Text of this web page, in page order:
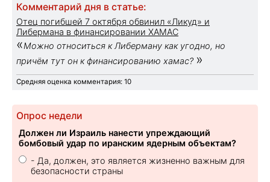
Комментарий дня в статье:
Отец погибшей 7 октября обвинил «Ликуд» и
Либермана в финансировании ХАМАС
«Можно относиться к Либерману как угодно, но
причём тут он к финансированию хамас? »
Средняя оценка комментария: 10
Опрос недели
Должен ли Израиль нанести упреждающий
бомбовый удар по иранским ядерным объектам?
- Да, должен, это является жизненно важным для
безопасности страны